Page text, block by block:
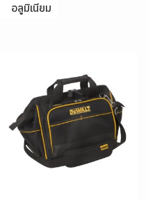
อลูมิเนียม